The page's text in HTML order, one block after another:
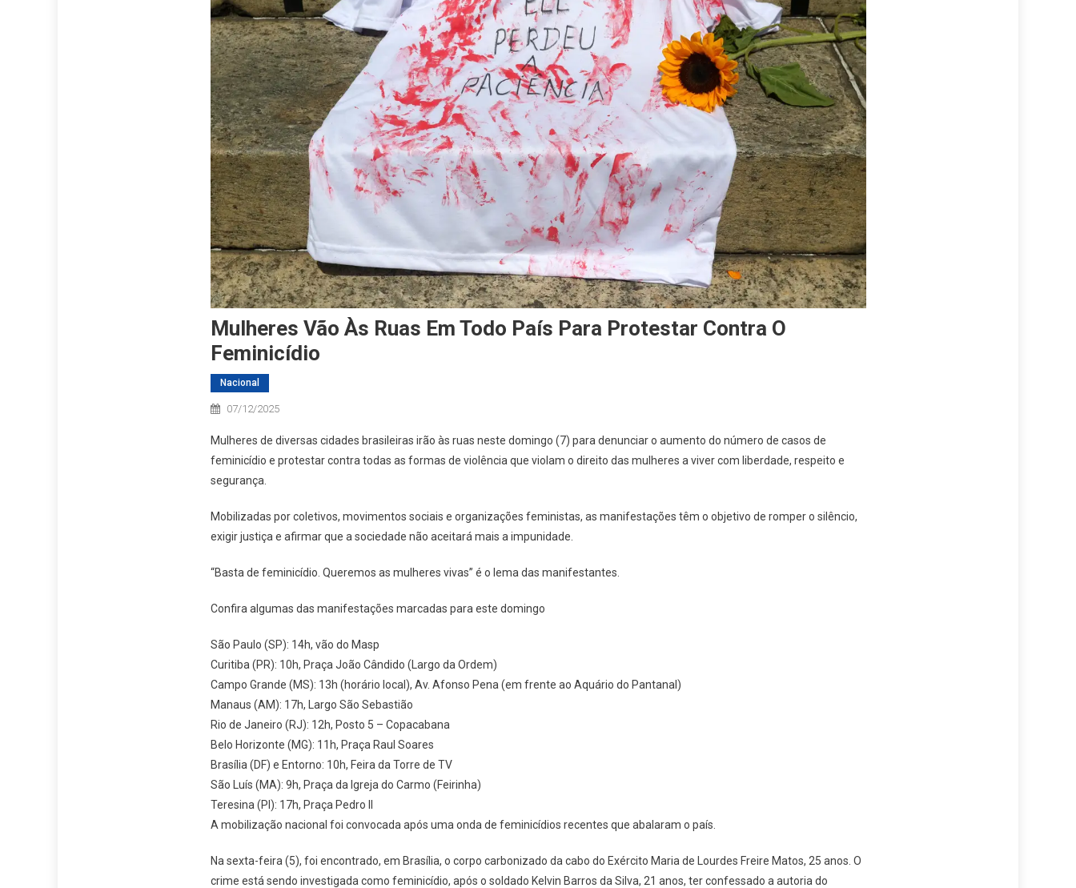
Mulheres Vão Às Ruas Em Todo País Para Protestar Contra O
Feminicídio
Nacional
07/12/2025
Mulheres de diversas cidades brasileiras irão às ruas neste domingo (7) para denunciar o aumento do número de casos de
feminicídio e protestar contra todas as formas de violência que violam o direito das mulheres a viver com liberdade, respeito e
segurança.
Mobilizadas por coletivos, movimentos sociais e organizações feministas, as manifestações têm o objetivo de romper o silêncio,
exigir justiça e afirmar que a sociedade não aceitará mais a impunidade.
“Basta de feminicídio. Queremos as mulheres vivas” é o lema das manifestantes.
Confira algumas das manifestações marcadas para este domingo
São Paulo (SP): 14h, vão do Masp
Curitiba (PR): 10h, Praça João Cândido (Largo da Ordem)
Campo Grande (MS): 13h (horário local), Av. Afonso Pena (em frente ao Aquário do Pantanal)
Manaus (AM): 17h, Largo São Sebastião
Rio de Janeiro (RJ): 12h, Posto 5 – Copacabana
Belo Horizonte (MG): 11h, Praça Raul Soares
Brasília (DF) e Entorno: 10h, Feira da Torre de TV
São Luís (MA): 9h, Praça da Igreja do Carmo (Feirinha)
Teresina (PI): 17h, Praça Pedro II
A mobilização nacional foi convocada após uma onda de feminicídios recentes que abalaram o país.
Na sexta-feira (5), foi encontrado, em Brasília, o corpo carbonizado da cabo do Exército Maria de Lourdes Freire Matos, 25 anos. O
crime está sendo investigada como feminicídio, após o soldado Kelvin Barros da Silva, 21 anos, ter confessado a autoria do